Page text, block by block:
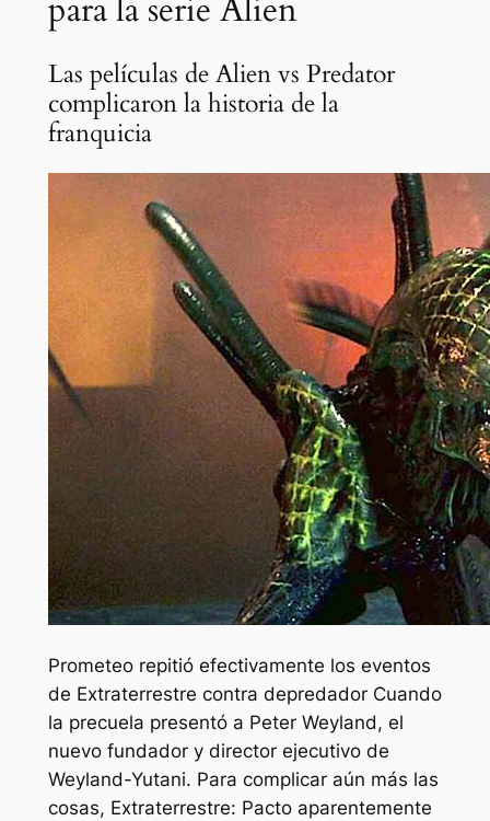
para la serie Alien
Las películas de Alien vs Predator
complicaron la historia de la
franquicia
Prometeorepitió efectivamente los eventos
de Extraterrestre contra depredadorCuando
la precuela presentó a Peter Weyland, el
nuevo fundador y director ejecutivo de
Weyland-Yutani. Para complicar aún más las
cosas, Extraterrestre: Pactoaparentemente